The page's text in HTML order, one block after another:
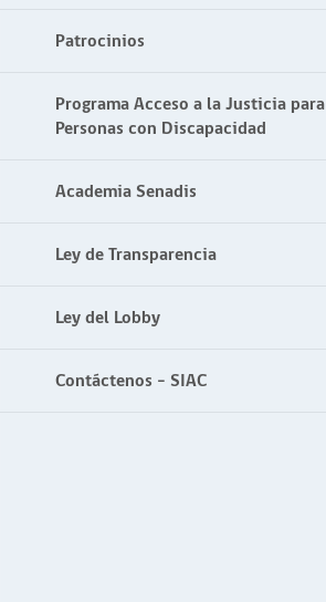
Patrocinios
Programa Acceso a la Justicia para
Personas con Discapacidad
Academia Senadis
Ley de Transparencia
Ley del Lobby
Contáctenos - SIAC